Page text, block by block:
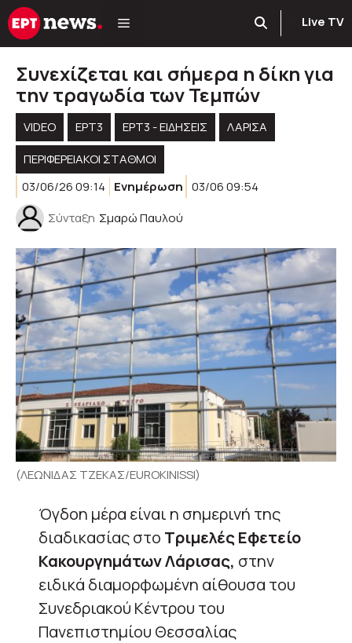
Μετάβαση
σε
Live TV
Συνεχίζεται και σήμερα η δίκη για
την τραγωδία των Τεμπών
VIDEO ΕΡΤ3 ΕΡΤ3 - ΕΙΔΉΣΕΙΣ
ΛΑΡΙΣΑ
ΠΕΡΙΦΕΡΕΙΑΚΟΊ ΣΤΑΘΜΟΊ
03/06/26 09:14
Ενημέρωση 03/06 09:54
Σύνταξη Σμαρώ Παυλού
(ΛΕΩΝΙΔΑΣ ΤΖΕΚΑΣ/EUROKINISSI)
Όγδοη μέρα είναι η σημερινή της
διαδικασίας στο Τριμελές Εφετείο
Κακουργημάτων Λάρισας, στην
ειδικά διαμορφωμένη αίθουσα του
Συνεδριακού Κέντρου του
Πανεπιστημίου Θεσσαλίας